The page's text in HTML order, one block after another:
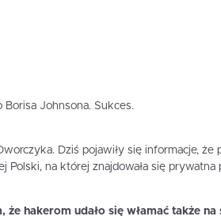
Borisa Johnsona. Sukces.
Dziś pojawiły się informacje, że
Polski, na której znajdowała się prywatna
hakerom udało się włamać także na